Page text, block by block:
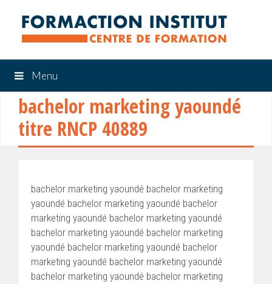
Menu
bachelor marketing yaoundé
titre RNCP 40889
bachelor marketing yaoundé bachelor marketing
yaoundé bachelor marketing yaoundé bachelor
marketing yaoundé bachelor marketing yaoundé
bachelor marketing yaoundé bachelor marketing
yaoundé bachelor marketing yaoundé bachelor
marketing yaoundé bachelor marketing yaoundé
bachelor marketing yaoundé bachelor marketing